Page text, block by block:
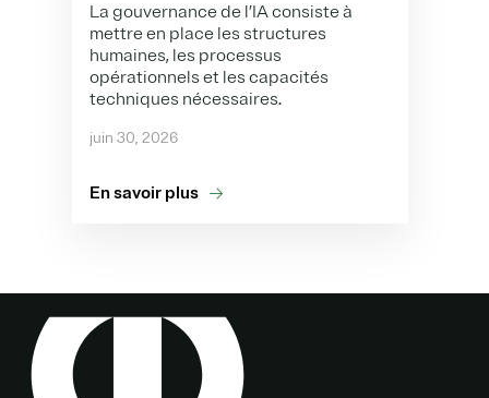
La gouvernance de l’IA consiste à
mettre en place les structures
humaines, les processus
opérationnels et les capacités
techniques nécessaires.
juin 30, 2026
En savoir plus